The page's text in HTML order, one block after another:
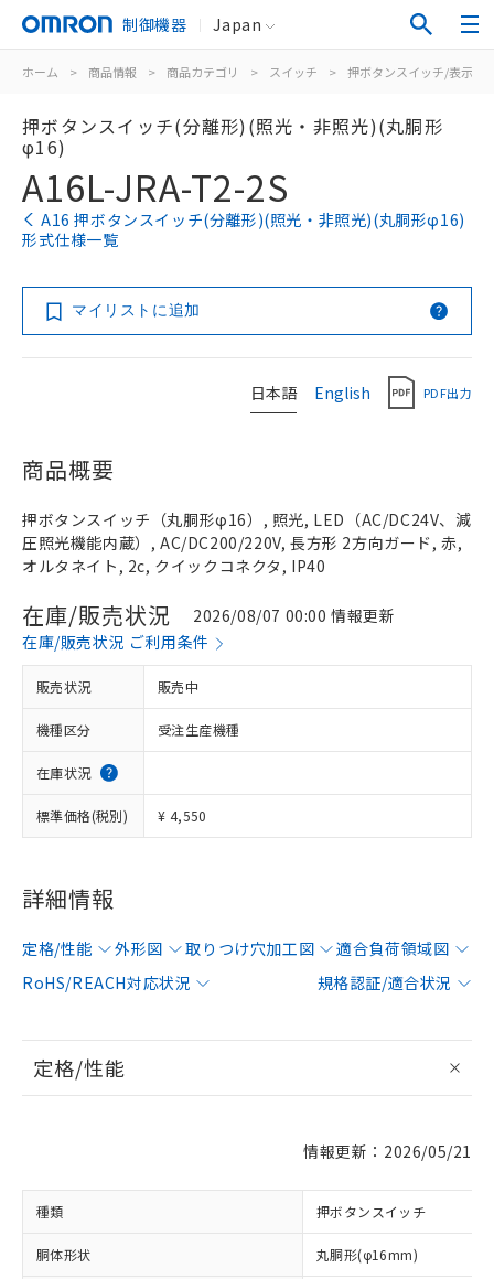
制御機器 Japan
ホーム > 商品情報 > 商品カテゴリ > スイッチ > 押ボタンスイッチ/表示灯
押ボタンスイッチ(分離形)(照光・非照光)(丸胴形
φ16)
A16L-JRA-T2-2S
A16 押ボタンスイッチ(分離形)(照光・非照光)(丸胴形φ16)
形式仕様一覧
マイリストに追加
日本語 English PDF出力
商品概要
押ボタンスイッチ（丸胴形φ16）, 照光, LED（AC/DC24V、減
圧照光機能内蔵）, AC/DC200/220V, 長方形 2方向ガード, 赤,
オルタネイト, 2c, クイックコネクタ, IP40
在庫/販売状況
2026/08/07 00:00 情報更新
在庫/販売状況 ご利用条件
販売状況 販売中
機種区分 受注生産機種
在庫状況
標準価格(税別) ¥ 4,550
詳細情報
定格/性能 外形図 取りつけ穴加工図
適合負荷領域図
RoHS/REACH対応状況
規格認証/適合状況
定格/性能
情報更新：2026/05/21
種類 押ボタンスイッチ
胴体形状 丸胴形(φ16mm)